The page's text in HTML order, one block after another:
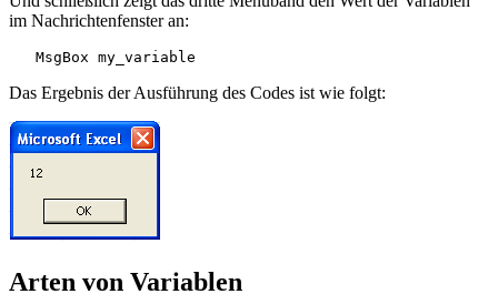
im Nachrichtenfenster an:
Das Ergebnis der Ausführung des Codes ist wie folgt:
Arten von Variablen